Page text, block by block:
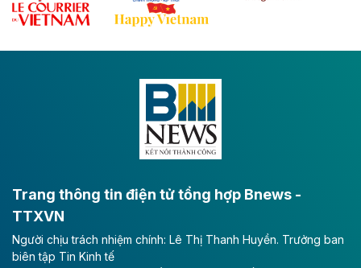
Đề xuất đầu tư 11.500 tỷ đồng xây dựng cao
tốc CT.11 qua Ninh Bình
Đông A dài khoảng 25,1 km được kỳ vọng sẽ tạo động
lực phát triển kinh tế - xã hội khu vực phía Nam đồng
Long Thành
Tổng công ty Cảng hàng không Việt Nam - CTCP
(ACV) vừa lập kỷ lục mới về lợi nhuận trong quý
II/2026.
Trang thông tin điện tử tổng hợp Bnews -
TTXVN
Người chịu trách nhiệm chính: Lê Thị Thanh Huyền. Trưởng ban
biên tập Tin Kinh tế